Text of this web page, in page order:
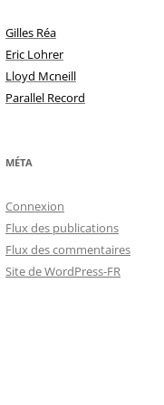
Gilles Réa
Eric Lohrer
Lloyd Mcneill
Parallel Record
MÉTA
Connexion
Flux des publications
Flux des commentaires
Site de WordPress-FR